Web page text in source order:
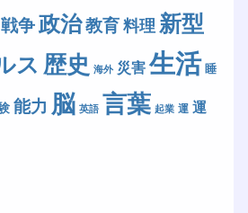
戦争政治教育料理 新型
ス 歴史 海外 災害生活 睡
能力 脳 英語 言葉 起業 運 運